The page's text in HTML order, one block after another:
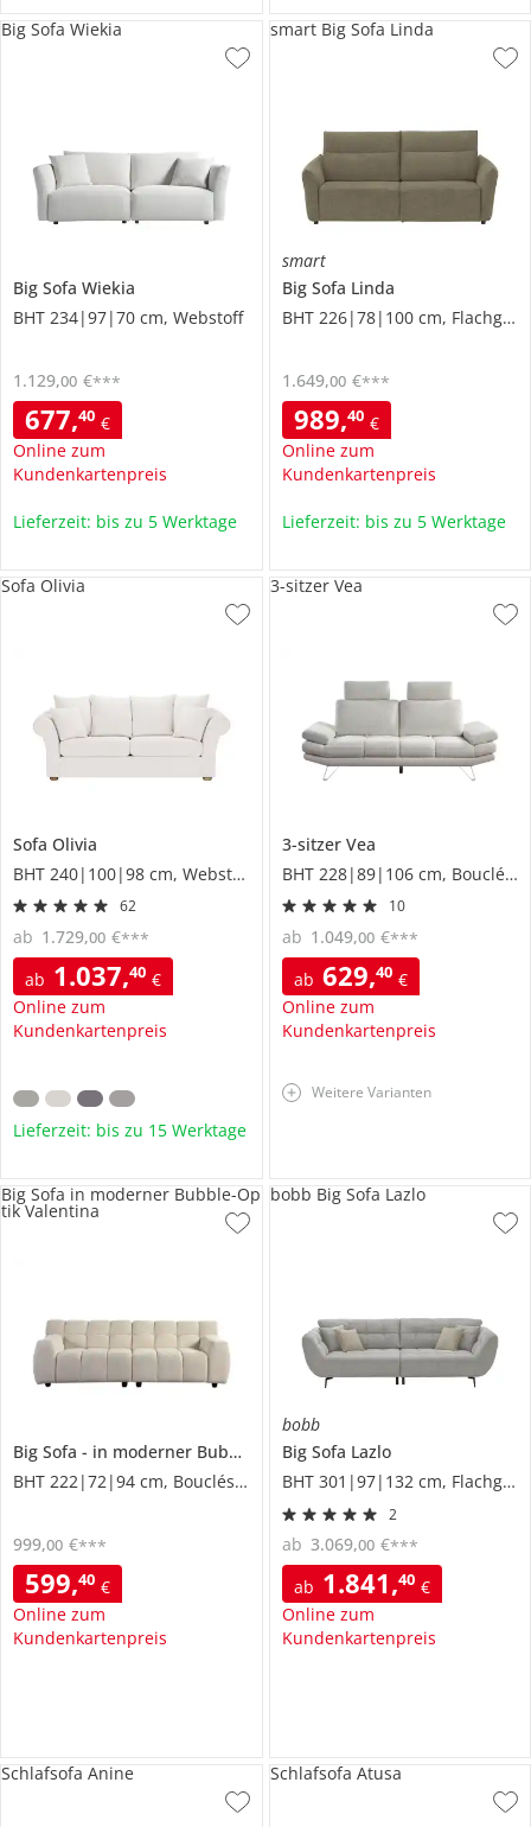
Big Sofa Wiekia
BHT 234|97|70 cm, Webstoff
677,40 €
Online zum
Kundenkartenpreis
1.129,00 €***
Big Sofa Wiekia
Lieferzeit: bis zu 5 Werktage
smart
Big Sofa Linda
BHT 226|78|100 cm, Flachgewebe grob
989,40 €
Online zum
Kundenkartenpreis
1.649,00 €***
smart Big Sofa Linda
Lieferzeit: bis zu 5 Werktage
Sofa Olivia
BHT 240|100|98 cm, Webstoff
62
ab 1.037,40 €
Online zum
Kundenkartenpreis
ab 1.729,00 €***
Sofa Olivia
Lieferzeit: bis zu 15 Werktage
3-sitzer Vea
BHT 228|89|106 cm, Boucléstoff
10
ab 629,40 €
Online zum
Kundenkartenpreis
ab 1.049,00 €***
3-sitzer Vea
Weitere Varianten
Big Sofa in moderner Bubble-Optik
Valentina
BHT 222|72|94 cm, Boucléstoff
599,40 €
Online zum
Kundenkartenpreis
999,00 €***
Big Sofa in moderner Bubble-Op
tik Valentina
bobb
Big Sofa Lazlo
BHT 301|97|132 cm, Flachgewebe
2
ab 1.841,40 €
Online zum
Kundenkartenpreis
ab 3.069,00 €***
bobb Big Sofa Lazlo
Schlafsofa Anine Schlafsofa Atusa